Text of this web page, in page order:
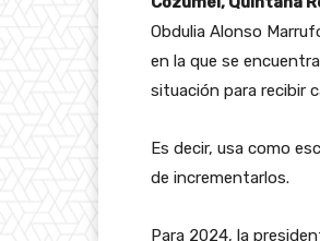
Obdulia Alonso
en la que se
situación para recibir
Es decir, usa como
de incrementarlos.
Para 2024, la